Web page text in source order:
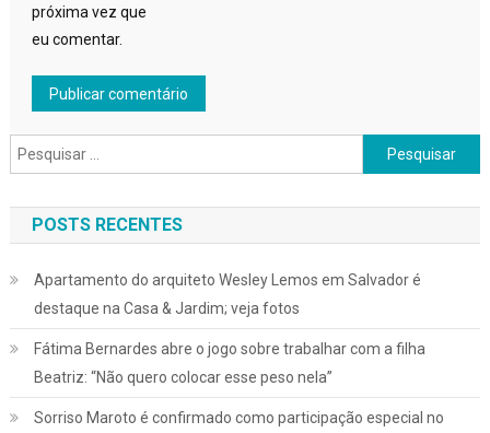
próxima vez que
eu comentar.
Pesquisar
por:
POSTS RECENTES
Apartamento do arquiteto Wesley Lemos em Salvador é
destaque na Casa & Jardim; veja fotos
Fátima Bernardes abre o jogo sobre trabalhar com a filha
Beatriz: “Não quero colocar esse peso nela”
Sorriso Maroto é confirmado como participação especial no